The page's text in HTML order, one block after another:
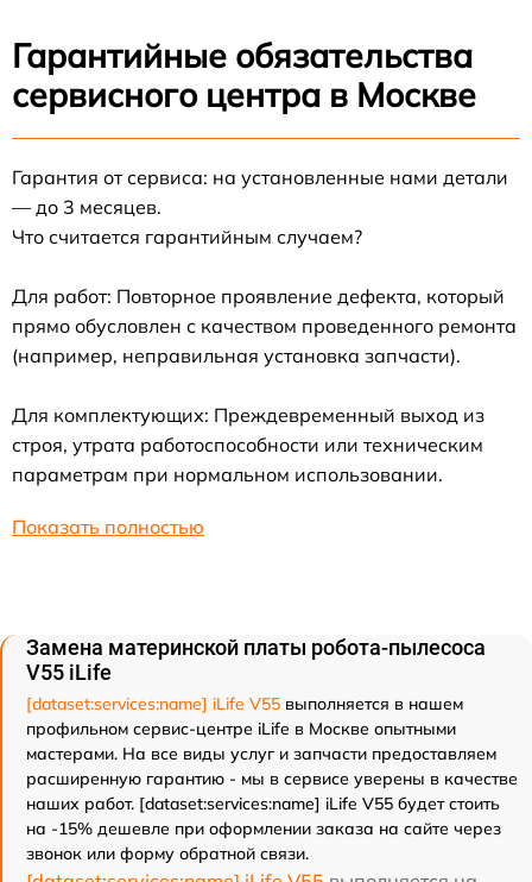
Гарантийные обязательства
сервисного центра в Москве
Гарантия от сервиса: на установленные нами детали
— до 3 месяцев.
Что считается гарантийным случаем?
Для работ: Повторное проявление дефекта, который
прямо обусловлен с качеством проведенного ремонта
(например, неправильная установка запчасти).
Для комплектующих: Преждевременный выход из
строя, утрата работоспособности или техническим
параметрам при нормальном использовании.
Показать полностью
Замена материнской платы робота-пылесоса
V55 iLife
[dataset:services:name] iLife V55 выполняется в нашем
профильном сервис-центре iLife в Москве опытными
мастерами. На все виды услуг и запчасти предоставляем
расширенную гарантию - мы в сервисе уверены в качестве
наших работ. [dataset:services:name] iLife V55 будет стоить
на -15% дешевле при оформлении заказа на сайте через
звонок или форму обратной связи.